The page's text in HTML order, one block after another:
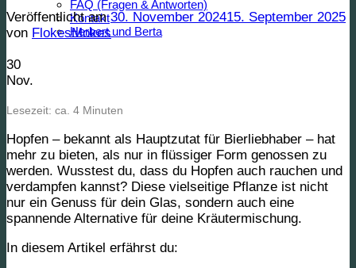
FAQ (Fragen & Antworten)
Kontakt
Herbert und Berta
Veröffentlicht am30. November 202415. September 2025
von FlokesMokes
30
Nov.
Lesezeit: ca. 4 Minuten
Hopfen – bekannt als Hauptzutat für Bierliebhaber – hat
mehr zu bieten, als nur in flüssiger Form genossen zu
werden. Wusstest du, dass du Hopfen auch rauchen und
verdampfen kannst? Diese vielseitige Pflanze ist nicht
nur ein Genuss für dein Glas, sondern auch eine
spannende Alternative für deine Kräutermischung.
In diesem Artikel erfährst du: